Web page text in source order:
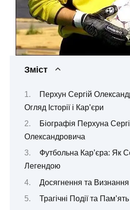
Зміст
Перхун Сергій
Огляд Історії і Кар’єри
Біографія Перхуна
Олександровича
Футбольна Кар’єра: Як
Легендою
Досягнення та Визнання
Трагічні Події та Пам’ять